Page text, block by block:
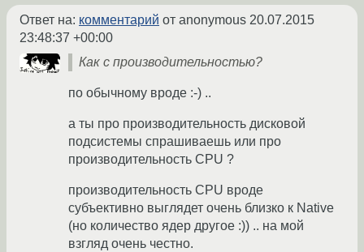
Ответ на: комментарий от anonymous 20.07.2015
23:48:37 +00:00
Как с производительностью?
по обычному вроде :-) ..
а ты про производительность дисковой
подсистемы спрашиваешь или про
производительность CPU ?
производительность CPU вроде
субъективно выглядет очень близко к Native
(но количество ядер другое :)) .. на мой
взгляд очень честно.